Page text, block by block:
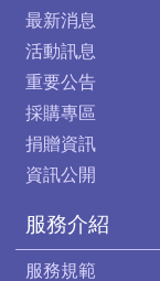
最新消息
活動訊息
重要公告
採購專區
捐贈資訊
資訊公開
服務介紹
服務規範